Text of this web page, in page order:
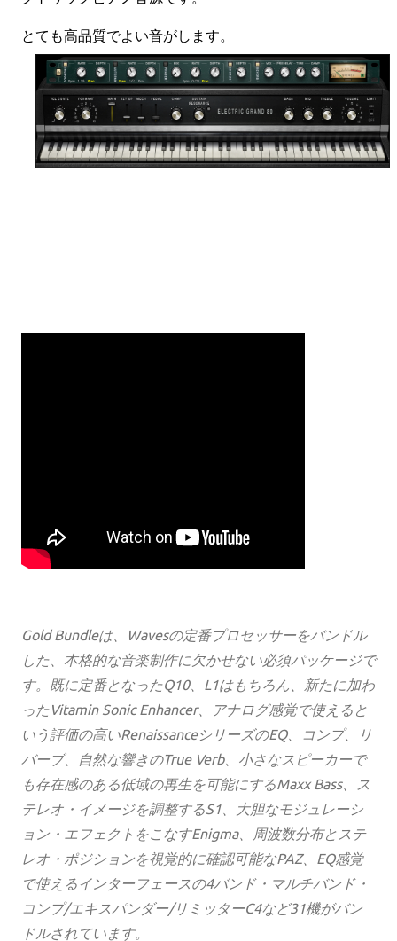
とても高品質でよい音がします。
Gold Bundleは、Wavesの定番プロセッサーをバンドル
した、本格的な音楽制作に欠かせない必須パッケージで
す。既に定番となったQ10、L1はもちろん、新たに加わ
ったVitamin Sonic Enhancer、アナログ感覚で使えると
いう評価の高いRenaissanceシリーズのEQ、コンプ、リ
バーブ、自然な響きのTrue Verb、小さなスピーカーで
も存在感のある低域の再生を可能にするMaxx Bass、ス
テレオ・イメージを調整するS1、大胆なモジュレーシ
ョン・エフェクトをこなすEnigma、周波数分布とステ
レオ・ポジションを視覚的に確認可能なPAZ、EQ感覚
で使えるインターフェースの4バンド・マルチバンド・
コンプ/エキスパンダー/リミッターC4など31機がバン
ドルされています。